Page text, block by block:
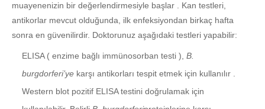
muayenenizin bir değerlendirmesiyle başlar . Kan testleri,
antikorlar mevcut olduğunda, ilk enfeksiyondan birkaç hafta
sonra en güvenilirdir. Doktorunuz aşağıdaki testleri yapabilir:
ELISA ( enzime bağlı immünosorban testi ), B.
burgdorferi’ye karşı antikorları tespit etmek için kullanılır .
Western blot pozitif ELISA testini doğrulamak için